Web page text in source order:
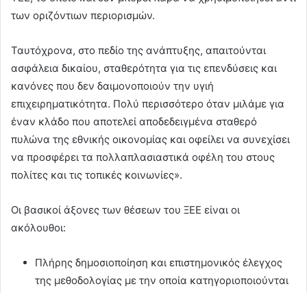
των οριζόντιων περιορισμών.
Ταυτόχρονα, στο πεδίο της ανάπτυξης, απαιτούνται
ασφάλεια δικαίου, σταθερότητα για τις επενδύσεις και
κανόνες που δεν δαιμονοποιούν την υγιή
επιχειρηματικότητα. Πολύ περισσότερο όταν μιλάμε για
έναν κλάδο που αποτελεί αποδεδειγμένα σταθερό
πυλώνα της εθνικής οικονομίας και οφείλει να συνεχίσει
να προσφέρει τα πολλαπλασιαστικά οφέλη του στους
πολίτες και τις τοπικές κοινωνίες».
Οι βασικοί άξονες των θέσεων του ΞΕΕ είναι οι
ακόλουθοι:
Πλήρης δημοσιοποίηση και επιστημονικός έλεγχος
της μεθοδολογίας με την οποία κατηγοριοποιούνται